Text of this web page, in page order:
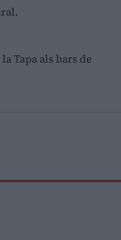
la Tapa als bars de